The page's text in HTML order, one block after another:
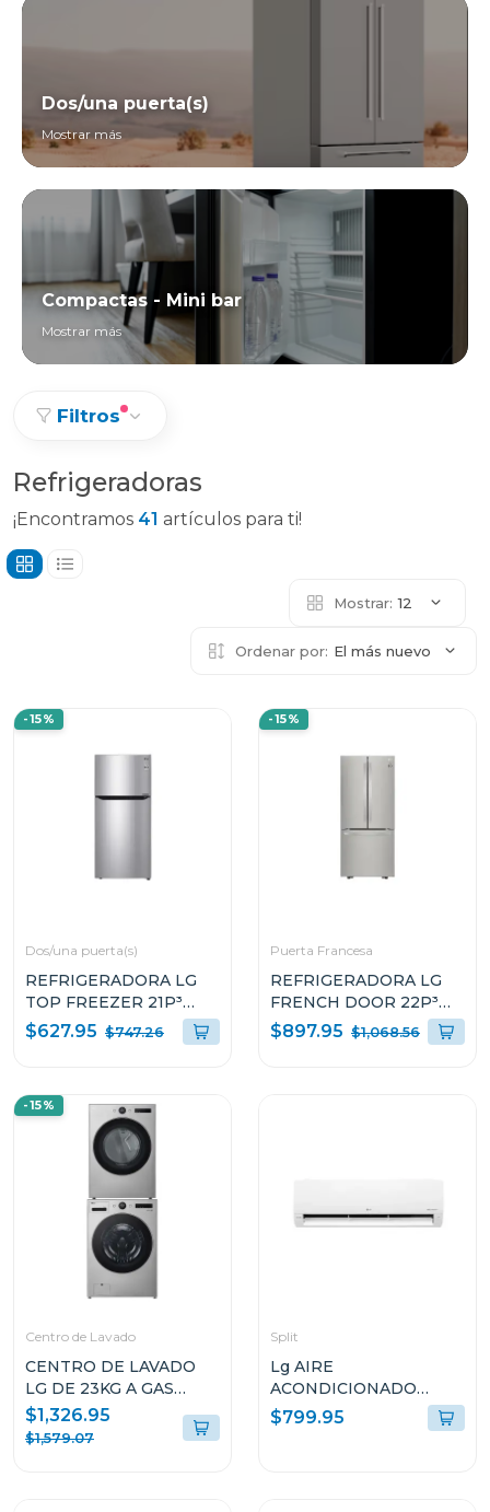
Dos/una puerta(s)
Mostrar más
Compactas - Mini bar
Mostrar más
Filtros
Refrigeradoras
¡Encontramos 41 artículos para ti!
Mostrar: 12
Ordenar por: El más nuevo
-15%
Dos/una puerta(s)
REFRIGERADORA LG
TOP FREEZER 21P³
SMART INVERTER
GT57BPSX
$627.95 $747.26
-15%
Puerta Francesa
REFRIGERADORA LG
FRENCH DOOR 22P³
SMART INVERTER
MULTI AIR FLOW
$897.95 $1,068.56
-15%
Centro de Lavado
CENTRO DE LAVADO
LG DE 23KG A GAS
COLOR GRIS
WM23VFXS6/DF74VFXS6B
$1,326.95
$1,579.07
Split
Lg AIRE
ACONDICIONADO
SPLIT DUAL INVERTER
24000BTU KW
$799.95